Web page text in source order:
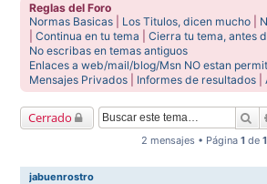
Reglas del Foro
Normas Basicas
Los Titulos, dicen mucho
|Continua en tu tema |Cierra tu tema, antes
No escribas en temas antiguos
Enlaces a web/mail/blog/Msn NO estan
Mensajes Privados
Informes de resultados |
Cerrado
2 mensajes • Página 1 de 1
jabuenrostro